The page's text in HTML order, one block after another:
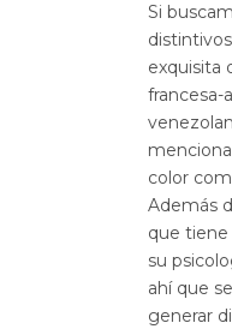
Si
exquisita
francesa-
color
Además
que
su
ahí que
generar